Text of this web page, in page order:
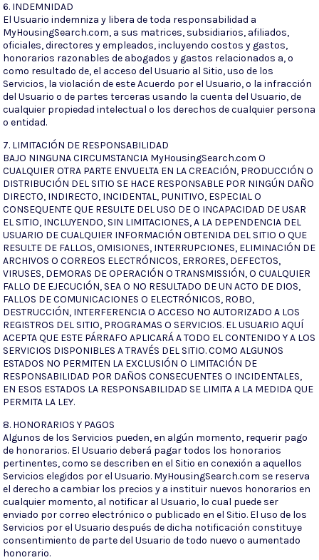
6. INDEMNIDAD
El Usuario indemniza y libera de toda responsabilidad a
MyHousingSearch.com, a sus matrices, subsidiarios, afiliados,
oficiales, directores y empleados, incluyendo costos y gastos,
honorarios razonables de abogados y gastos relacionados a, o
como resultado de, el acceso del Usuario al Sitio, uso de los
Servicios, la violación de este Acuerdo por el Usuario, o la infracción
del Usuario o de partes terceras usando la cuenta del Usuario, de
cualquier propiedad intelectual o los derechos de cualquier persona
o entidad.
7. LIMITACIÓN DE RESPONSABILIDAD
BAJO NINGUNA CIRCUMSTANCIA MyHousingSearch.com O
CUALQUIER OTRA PARTE ENVUELTA EN LA CREACIÓN, PRODUCCIÓN O
DISTRIBUCIÓN DEL SITIO SE HACE RESPONSABLE POR NINGÚN DAÑO
DIRECTO, INDIRECTO, INCIDENTAL, PUNITIVO, ESPECIAL O
CONSEQUENTE QUE RESULTE DEL USO DE O INCAPACIDAD DE USAR
EL SITIO, INCLUYENDO, SIN LIMITACIONES, A LA DEPENDENCIA DEL
USUARIO DE CUALQUIER INFORMACIÓN OBTENIDA DEL SITIO O QUE
RESULTE DE FALLOS, OMISIONES, INTERRUPCIONES, ELIMINACIÓN DE
ARCHIVOS O CORREOS ELECTRÓNICOS, ERRORES, DEFECTOS,
VIRUSES, DEMORAS DE OPERACIÓN O TRANSMISSIÓN, O CUALQUIER
FALLO DE EJECUCIÓN, SEA O NO RESULTADO DE UN ACTO DE DIOS,
FALLOS DE COMUNICACIONES O ELECTRÓNICOS, ROBO,
DESTRUCCIÓN, INTERFERENCIA O ACCESO NO AUTORIZADO A LOS
REGISTROS DEL SITIO, PROGRAMAS O SERVICIOS. EL USUARIO AQUÍ
ACEPTA QUE ESTE PÁRRAFO APLICARÁ A TODO EL CONTENIDO Y A LOS
SERVICIOS DISPONIBLES A TRAVÉS DEL SITIO. COMO ALGUNOS
ESTADOS NO PERMITEN LA EXCLUSIÓN O LIMITACIÓN DE
RESPONSABILIDAD POR DAÑOS CONSECUENTES O INCIDENTALES,
EN ESOS ESTADOS LA RESPONSABILIDAD SE LIMITA A LA MEDIDA QUE
PERMITA LA LEY.
8. HONORARIOS Y PAGOS
Algunos de los Servicios pueden, en algún momento, requerir pago
de honorarios. El Usuario deberá pagar todos los honorarios
pertinentes, como se describen en el Sitio en conexión a aquellos
Servicios elegidos por el Usuario. MyHousingSearch.com se reserva
el derecho a cambiar los precios y a instituir nuevos honorarios en
cualquier momento, al notificar al Usuario, lo cual puede ser
enviado por correo electrónico o publicado en el Sitio. El uso de los
Servicios por el Usuario después de dicha notificación constituye
consentimiento de parte del Usuario de todo nuevo o aumentado
honorario.